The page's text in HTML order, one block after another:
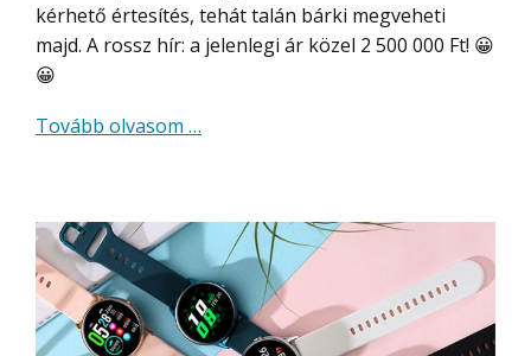
kérhető értesítés, tehát talán bárki megveheti
majd. A rossz hír: a jelenlegi ár közel 2 500 000 Ft! 😀
😀
Tovább olvasom about
Alpha
bemutató
–
OMG,
…